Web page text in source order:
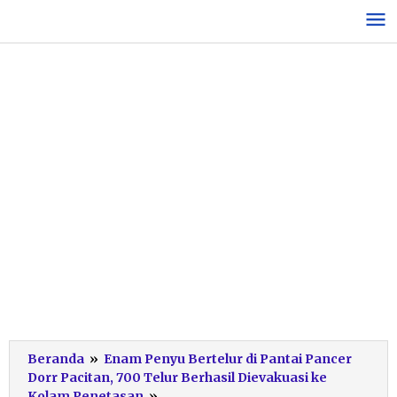
konten
Beranda » Enam Penyu Bertelur di Pantai Pancer
Dorr Pacitan, 700 Telur Berhasil Dievakuasi ke